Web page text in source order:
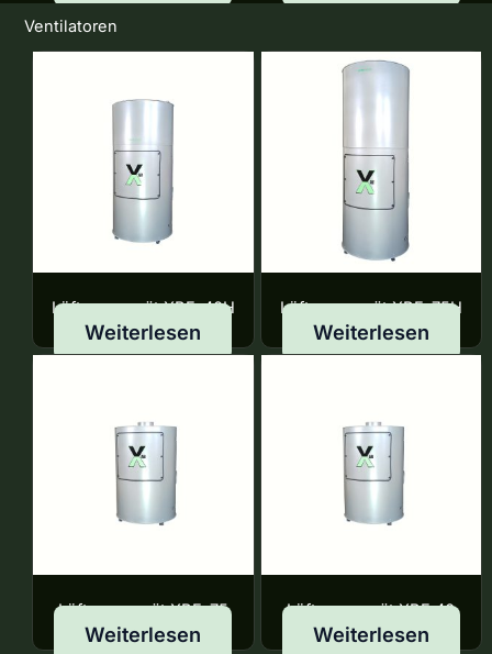
Ventilatoren
Lüftungsgerät XBF-40H
Weiterlesen
Lüftungsgerät XBF-75H
Weiterlesen
Lüftungsgerät XBF-75
Weiterlesen
Lüftungsgerät XBF 40
Weiterlesen